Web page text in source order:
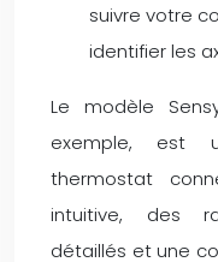
suivre votre
identifier les
Le modèle
exemple, est
thermostat
intuitive, des
détaillés et une